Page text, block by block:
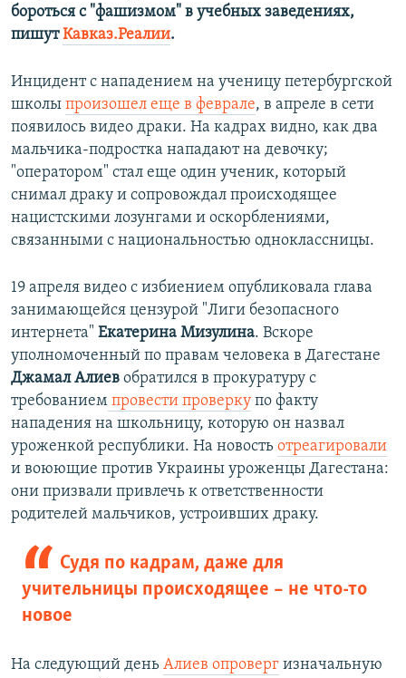
бороться с "фашизмом" в учебных заведениях,
пишутКавказ.Реалии.
Инцидент с нападением на ученицу петербургской
школы произошел еще в феврале, в апреле в сети
появилось видео драки. На кадрах видно, как два
мальчика-подростка нападают на девочку;
"оператором" стал еще один ученик, который
снимал драку и сопровождал происходящее
нацистскими лозунгами и оскорблениями,
связанными с национальностью одноклассницы.
19 апреля видео с избиением опубликовала глава
занимающейся цензурой "Лиги безопасного
интернета" Екатерина Мизулина. Вскоре
уполномоченный по правам человека в Дагестане
Джамал Алиев обратился в прокуратуру с
требованием провести проверку по факту
нападения на школьницу, которую он назвал
уроженкой республики. На новость отреагировали
и воюющие против Украины уроженцы Дагестана:
они призвали привлечь к ответственности
родителей мальчиков, устроивших драку.
Судя по кадрам, даже для
учительницы происходящее – не что-то
новое
На следующий день Алиев опроверг изначальную